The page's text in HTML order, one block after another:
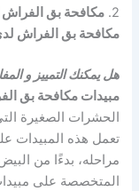
2. مكافحة بق
مكافحة بق الفراش
هل يمكنك التمييز و
مبيدات مكافحة بق
الحشرات الصغيرة
تعمل هذه المبيدات
مراحله، بدءًا من
المتخصصة على